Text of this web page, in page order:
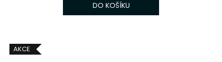
DO KOŠÍKU
AKCE